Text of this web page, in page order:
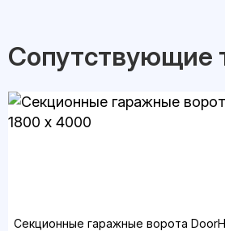
Сопутствующие
Секционные гаражные ворота